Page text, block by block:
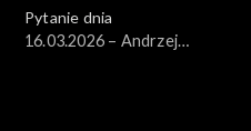
Pytanie dnia
16.03.2026 – Andrzej